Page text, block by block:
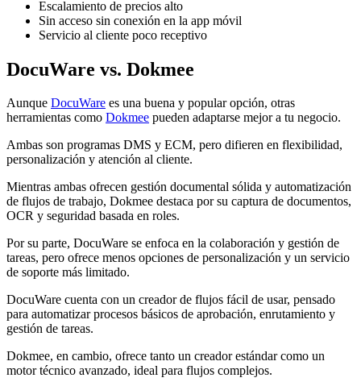
Escalamiento de precios alto
Sin acceso sin conexión en la app móvil
Servicio al cliente poco receptivo
DocuWare vs. Dokmee
Aunque DocuWare es una buena y popular opción, otras
herramientas como Dokmee pueden adaptarse mejor a tu negocio.
Ambas son programas DMS y ECM, pero difieren en flexibilidad,
personalización y atención al cliente.
Mientras ambas ofrecen gestión documental sólida y automatización
de flujos de trabajo, Dokmee destaca por su captura de documentos,
OCR y seguridad basada en roles.
Por su parte, DocuWare se enfoca en la colaboración y gestión de
tareas, pero ofrece menos opciones de personalización y un servicio
de soporte más limitado.
DocuWare cuenta con un creador de flujos fácil de usar, pensado
para automatizar procesos básicos de aprobación, enrutamiento y
gestión de tareas.
Dokmee, en cambio, ofrece tanto un creador estándar como un
motor técnico avanzado, ideal para flujos complejos.